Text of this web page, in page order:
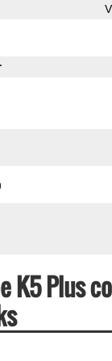
K5 Plus